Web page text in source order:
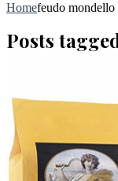
Homefeudo mondello
Posts